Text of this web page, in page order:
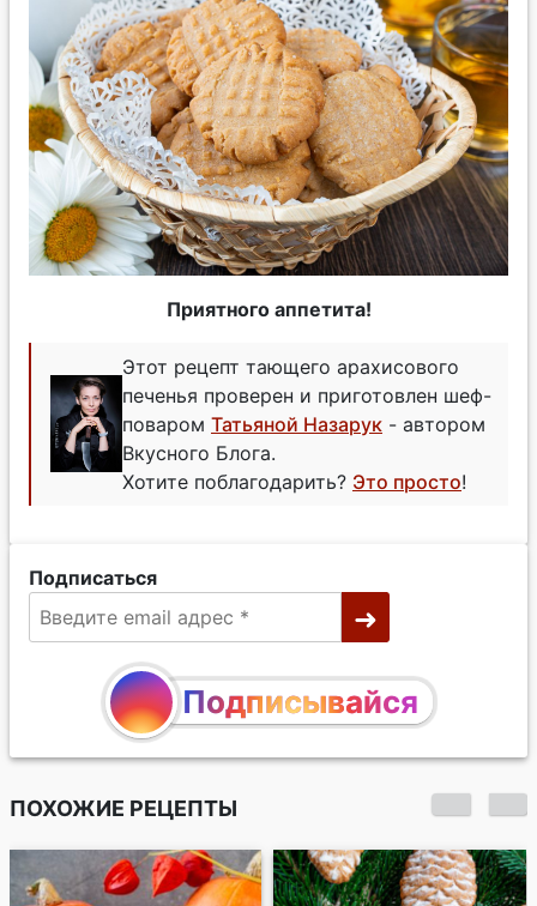
Приятного аппетита!
Этот рецепт тающего арахисового
печенья проверен и приготовлен шеф-
поваром Татьяной Назарук - автором
Вкусного Блога.
Хотите поблагодарить? Это просто!
Подписаться
Подписывайся
ПОХОЖИЕ РЕЦЕПТЫ
Арахисовое печенье
с шоколадной